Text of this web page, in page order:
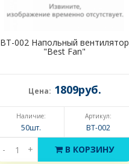
BT-002 Напольный вентилятор
"Best Fan"
Цена: 1809руб.
Наличие:
50шт.
Артикул:
BT-002
- + В КОРЗИНУ